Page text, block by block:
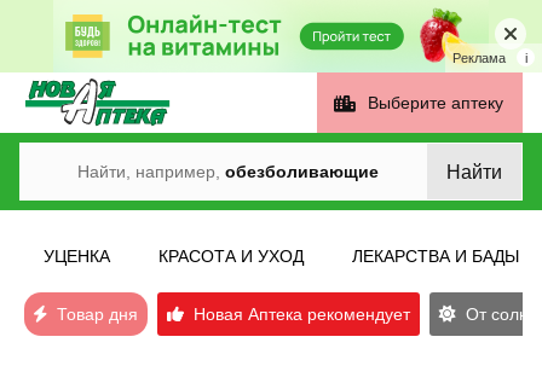
Реклама i
Выберите аптеку
Найти, например, обезболивающие Найти
УЦЕНКА КРАСОТА И УХОД ЛЕКАРСТВА И БАДЫ
Товар дня Новая Аптека рекомендует От